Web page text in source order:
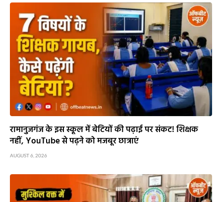
रामानुजगंज के इस स्कूल में बेटियों की पढ़ाई पर संकट! शिक्षक
नहीं, YouTube से पढ़ने को मजबूर छात्राएं
AUGUST 6, 2026